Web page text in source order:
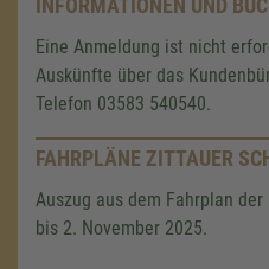
INFORMATIONEN UND
Eine Anmeldung ist nicht
Auskünfte über das
Telefon 03583 540540.
FAHRPLÄNE ZITTAUER
Auszug aus dem Fahrplan
bis 2. November 2025.